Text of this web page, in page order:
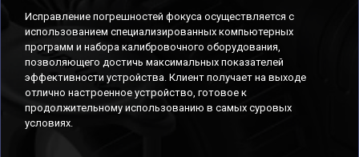
Исправление погрешностей фокуса осуществляется с
использованием специализированных компьютерных
программ и набора калибровочного оборудования,
позволяющего достичь максимальных показателей
эффективности устройства. Клиент получает на выходе
отлично настроенное устройство, готовое к
продолжительному использованию в самых суровых
условиях.